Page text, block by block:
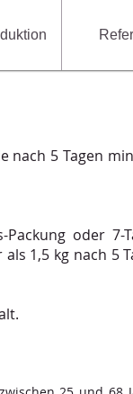
nach 5 Tagen
Packung oder
1,5 kg nach 5